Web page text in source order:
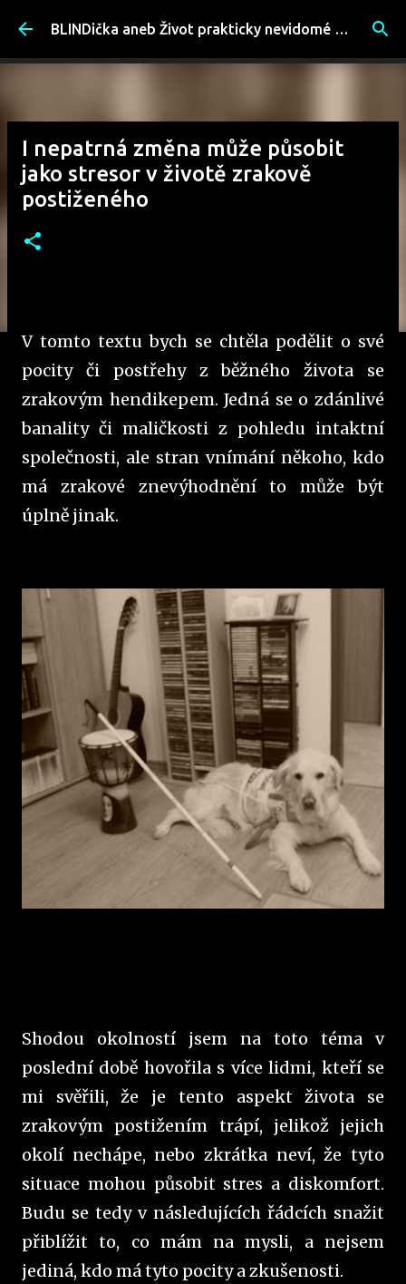
Přeskočit na hlavní obsah BLINDička aneb Život prakticky nevidomé ženy
I nepatrná změna může působit
jako stresor v životě zrakově
postiženého
V tomto textu bych se chtěla podělit o své
pocity či postřehy z běžného života se
zrakovým hendikepem. Jedná se o zdánlivé
banality či maličkosti z pohledu intaktní
společnosti, ale stran vnímání někoho, kdo
má zrakové znevýhodnění to může být
úplně jinak.
Shodou okolností jsem na toto téma v
poslední době hovořila s více lidmi, kteří se
mi svěřili, že je tento aspekt života se
zrakovým postižením trápí, jelikož jejich
okolí nechápe, nebo zkrátka neví, že tyto
situace mohou působit stres a diskomfort.
Budu se tedy v následujících řádcích snažit
přiblížit to, co mám na mysli, a nejsem
jediná, kdo má tyto pocity a zkušenosti.